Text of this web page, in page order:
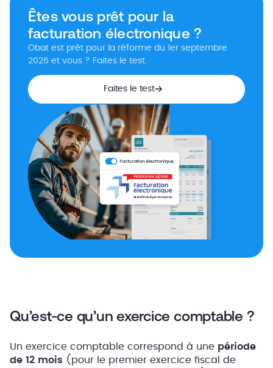
Êtes vous prêt pour la
facturation électronique ?
Obat est prêt pour la réforme du 1er septembre
2026 et vous ? Faites le test.
Faites le test
Qu’est-ce qu’un exercice comptable ?
Un exercice comptable correspond à une période
de 12 mois (pour le premier exercice fiscal de